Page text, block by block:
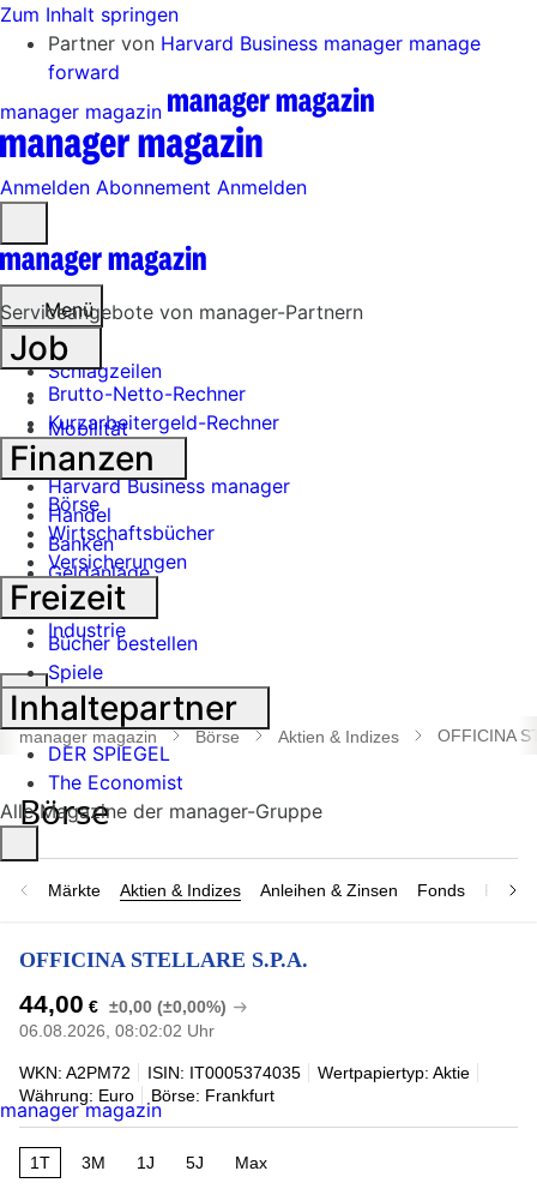
Zum Inhalt springen
Partner von Harvard Business manager manage
forward
manager magazin
Anmelden Abonnement Anmelden
öffnen
Menü
Schlagzeilen
Mobilität
Tech
Harvard Business manager
Handel
Banken
Geldanlage
Börse
Industrie
Suche
öffnen
manager magazin Börse Aktien & Indizes OFFICINA
Märkte Aktien & Indizes Anleihen & Zinsen Fonds
OFFICINA STELLARE S.P.A.
44,00 € ±0,00 (±0,00%)
06.08.2026, 08:02:02 Uhr
WKN: A2PM72 ISIN: IT0005374035
Wertpapiertyp: Aktie
Währung: Euro
Börse: Frankfurt
1T 3M 1J 5J Max
Serviceangebote von manager-Partnern
Job
Brutto-Netto-Rechner
Kurzarbeitergeld-Rechner
Finanzen
Börse
Wirtschaftsbücher
Versicherungen
Freizeit
Bücher bestellen
Spiele
Inhaltepartner
DER SPIEGEL
The Economist
Alle Magazine der manager-Gruppe
manager magazin